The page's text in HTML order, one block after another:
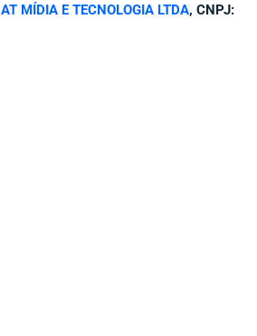
AT MÍDIA E TECNOLOGIA LTDA, CNPJ: